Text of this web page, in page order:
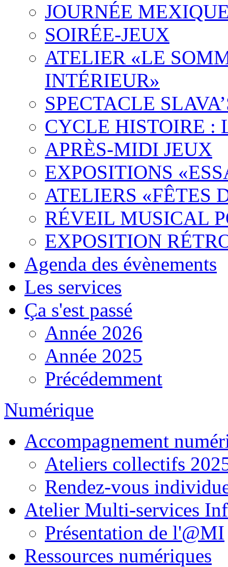
JOURNÉE
SOIRÉE-JEUX
ATELIER «LE
INTÉRIEUR»
SPECTACLE
CYCLE HISTOIRE :
APRÈS-MIDI JEUX
EXPOSITIONS
ATELIERS «FÊTES
RÉVEIL MUSICAL
EXPOSITION
Agenda des évènements
Les services
Ça s'est passé
Année 2026
Année 2025
Précédemment
Numérique
Accompagnement
Ateliers collectifs
Rendez-vous
Atelier Multi-services
Présentation de l'@MI
Ressources numériques